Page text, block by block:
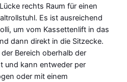
rechts Raum für einen
Es ist ausreichend
um vom Kassettenlift in das
dann direkt in die Sitzecke.
Bereich oberhalb der
und kann entweder per
oder mit einem